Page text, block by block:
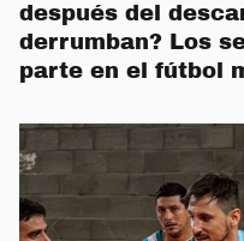
después del
derrumban? Los
parte en el fútbol